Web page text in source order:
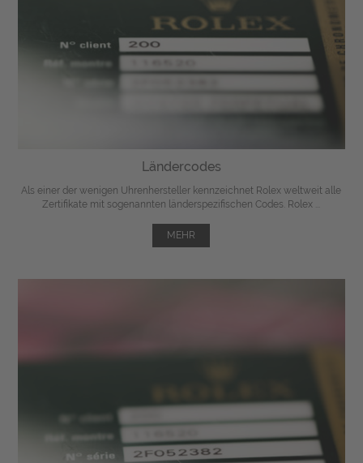
Ländercodes
Als einer der wenigen Uhrenhersteller kennzeichnet Rolex weltweit alle
Zertifikate mit sogenannten länderspezifischen Codes. Rolex ...
MEHR